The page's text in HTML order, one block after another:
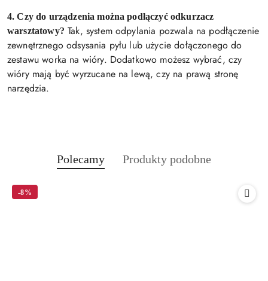
4. Czy do urządzenia można podłączyć odkurzacz
warsztatowy? Tak, system odpylania pozwala na podłączenie
zewnętrznego odsysania pyłu lub użycie dołączonego do
zestawu worka na wióry. Dodatkowo możesz wybrać, czy
wióry mają być wyrzucane na lewą, czy na prawą stronę
narzędzia.
Pomiń karuzelę produktów
Produkty
Polecamy
Produkty
Produkty podobne
-8%